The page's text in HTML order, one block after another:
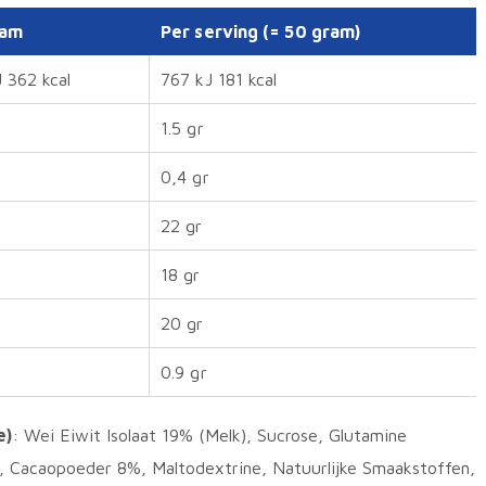
Per serving (= 50 gram)
362 kcal 767 kJ 181 kcal
1.5 gr
0,4 gr
22 gr
18 gr
20 gr
0.9 gr
: Wei Eiwit Isolaat 19% (Melk), Sucrose, Glutamine
8%, Maltodextrine, Natuurlijke Smaakstoffen,